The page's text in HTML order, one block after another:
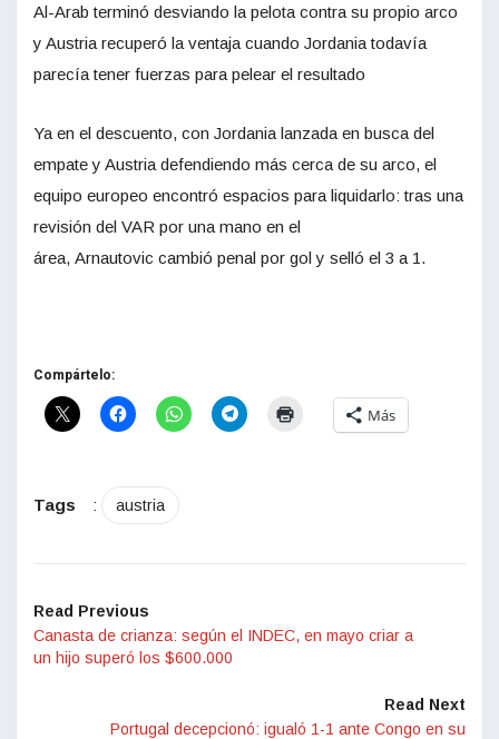
Al-Arab terminó desviando la pelota contra su propio arco
y Austria recuperó la ventaja cuando Jordania todavía
parecía tener fuerzas para pelear el resultado
Ya en el descuento, con Jordania lanzada en busca del
empate y Austria defendiendo más cerca de su arco, el
equipo europeo encontró espacios para liquidarlo: tras una
revisión del VAR por una mano en el
área, Arnautovic cambió penal por gol y selló el 3 a 1.
Compártelo:
Más
Tags : austria
Read Previous
Canasta de crianza: según el INDEC, en mayo criar a
un hijo superó los $600.000
Read Next
Portugal decepcionó: igualó 1-1 ante Congo en su